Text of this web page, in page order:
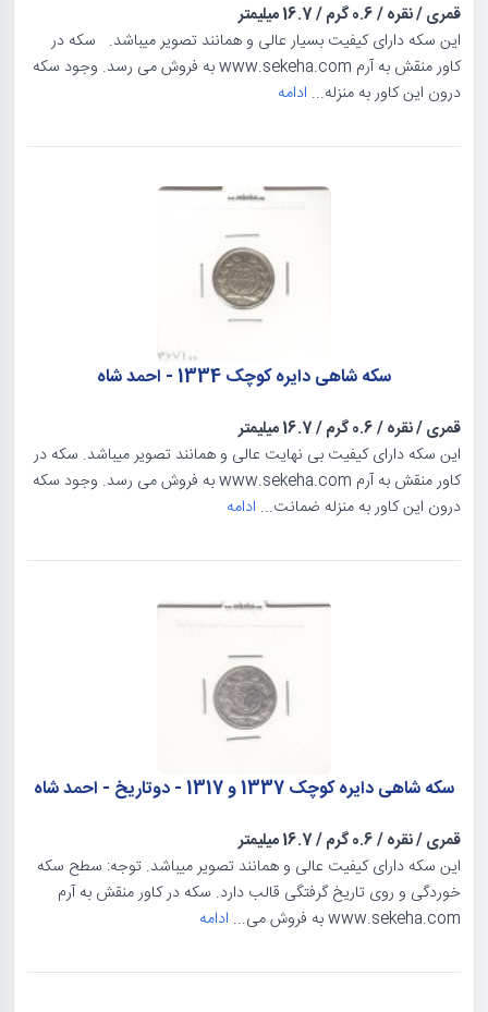
قمری/نقره/0.6 گرم /16.7 میلیمتر
این سکه دارای کیفیت بسیار عالی و همانند تصویر میباشد. سکه در
کاور منقش به آرم www.sekeha.com به فروش می رسد. وجود سکه
درون این کاور به منزله... ادامه
سکه شاهی دایره کوچک 1334 - احمد شاه
قمری/نقره/0.6 گرم /16.7 میلیمتر
این سکه دارای کیفیت بی نهایت عالی و همانند تصویر میباشد. سکه در
کاور منقش به آرم www.sekeha.com به فروش می رسد. وجود سکه
درون این کاور به منزله ضمانت... ادامه
سکه شاهی دایره کوچک 1337 و 1317 - دوتاریخ - احمد شاه
قمری/نقره/0.6 گرم /16.7 میلیمتر
این سکه دارای کیفیت عالی و همانند تصویر میباشد. توجه: سطح سکه
خوردگی و روی تاریخ گرفتگی قالب دارد. سکه در کاور منقش به آرم
www.sekeha.com به فروش می...
ادامه